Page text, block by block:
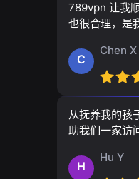
789vpn 让我
也很合理，是
C
Chen X
从抚养我的孩
助我们一家访
H
Hu Y